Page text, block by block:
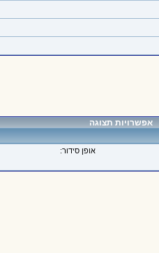
אפשרויות תצוגה
אופן סידור: